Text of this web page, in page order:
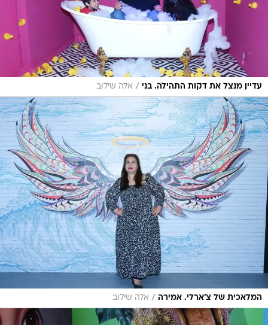
עדיין מנצל את דקות התהילה. בני / אלה שילוב
המלאכית של צ'ארלי. אמירה / אלה שילוב